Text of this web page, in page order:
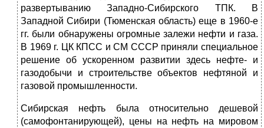
развертыванию Западно-Сибирского ТПК. В
Западной Сибири (Тюменская область) еще в 1960-е
гг. были обнаружены огромные залежи нефти и газа.
В 1969 г. ЦК КПСС и СМ СССР приняли специальное
решение об ускоренном развитии здесь нефте- и
газодобычи и строительстве объектов нефтяной и
газовой промышленности.
Сибирская нефть была относительно дешевой
(самофонтанирующей), цены на нефть на мировом